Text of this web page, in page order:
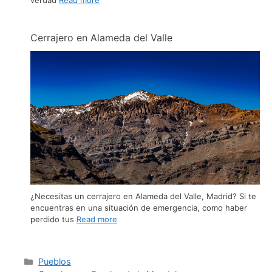
Cerrajero en Alameda del Valle
¿Necesitas un cerrajero en Alameda del Valle, Madrid? Si te
encuentras en una situación de emergencia, como haber
perdido tus Read more
Pueblos